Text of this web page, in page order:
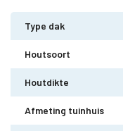
Type dak
Houtsoort
Houtdikte
Afmeting tuinhuis